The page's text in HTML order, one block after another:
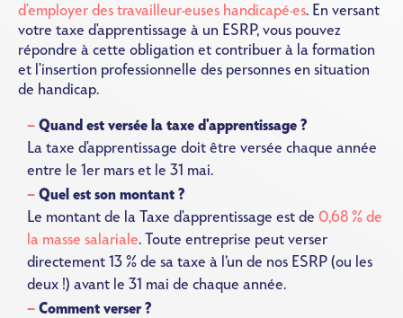
d'employer des travailleur·euses handicapé·es. En versant
votre taxe d'apprentissage à un ESRP, vous pouvez
répondre à cette obligation et contribuer à la formation
et l'insertion professionnelle des personnes en situation
de handicap.
Quand est versée la taxe d'apprentissage ?
La taxe d'apprentissage doit être versée chaque année
entre le 1er mars et le 31 mai.
Quel est son montant ?
Le montant de la Taxe d'apprentissage est de 0,68 % de
la masse salariale. Toute entreprise peut verser
directement 13 % de sa taxe à l’un de nos ESRP (ou les
deux !) avant le 31 mai de chaque année.
Comment verser ?